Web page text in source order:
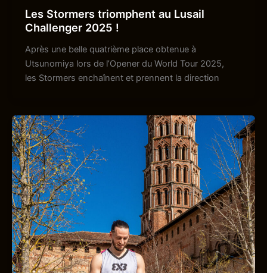
Les Stormers triomphent au Lusail
Challenger 2025 !
Après une belle quatrième place obtenue à
Utsunomiya lors de l’Opener du World Tour 2025,
les Stormers enchaînent et prennent la direction